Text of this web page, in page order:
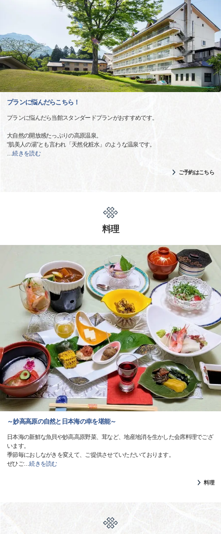
プランに悩んだらこちら！
プランに悩んだら当館スタンダードプランがおすすめです。
大自然の開放感たっぷりの高原温泉。
“肌美人の湯”とも言われ「天然化粧水」のような温泉です。
…続きを読む
ご予約はこちら
料理
～妙高高原の自然と日本海の幸を堪能～
日本海の新鮮な魚貝や妙高高原野菜、茸など、地産地消を生かした会席料理でござ
います。
季節毎におしながきを変えて、ご提供させていただいております。
ぜひご…続きを読む
料理